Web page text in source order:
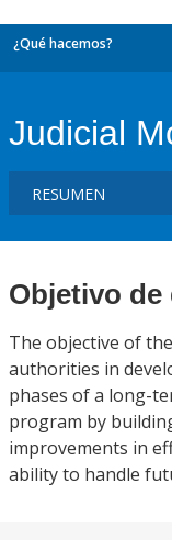
¿Qué hacemos?
Judicial
Objetivo
The objective of
authorities in
phases of a long-
program by
improvements in
ability to handle